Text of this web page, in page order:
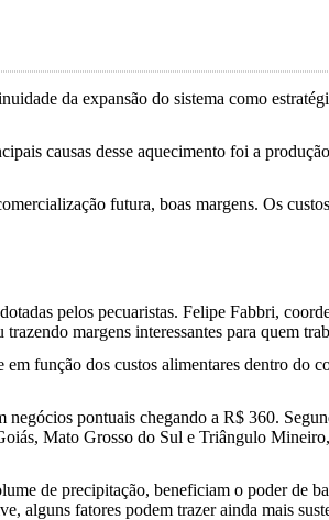
da expansão do sistema como
causas desse aquecimento foi a
futura, boas margens. Os
pelos pecuaristas. Felipe Fabbri,
margens interessantes para quem
função dos custos alimentares dentro do
pontuais chegando a R$ 360.
Mato Grosso do Sul e Triângulo
de precipitação, beneficiam o poder de
alguns fatores podem trazer ainda mais